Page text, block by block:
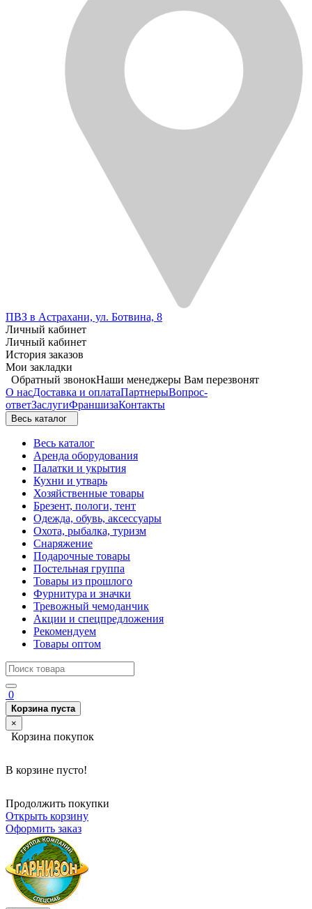
ПВЗ в Астрахани, ул. Ботвина, 8
Личный кабинет
Личный кабинет
История заказов
Мои закладки
Обратный звонокНаши менеджеры Вам перезвонят
О насДоставка и оплатаПартнерыВопрос-
ответЗаслугиФраншизаКонтакты
Весь каталог
Весь каталог
Аренда оборудования
Палатки и укрытия
Кухни и утварь
Хозяйственные товары
Брезент, пологи, тент
Одежда, обувь, аксессуары
Охота, рыбалка, туризм
Снаряжение
Подарочные товары
Постельная группа
Товары из прошлого
Фурнитура и значки
Тревожный чемоданчик
Акции и спецпредложения
Рекомендуем
Товары оптом
0
Корзина пуста
×
Корзина покупок
В корзине пусто!
Продолжить покупки
Открыть корзину
Оформить заказ